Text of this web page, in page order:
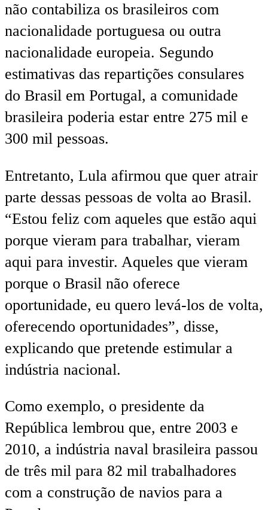
não contabiliza os brasileiros com
nacionalidade portuguesa ou outra
nacionalidade europeia. Segundo
estimativas das repartições consulares
do Brasil em Portugal, a comunidade
brasileira poderia estar entre 275 mil e
300 mil pessoas.
Entretanto, Lula afirmou que quer atrair
parte dessas pessoas de volta ao Brasil.
“Estou feliz com aqueles que estão aqui
porque vieram para trabalhar, vieram
aqui para investir. Aqueles que vieram
porque o Brasil não oferece
oportunidade, eu quero levá-los de volta,
oferecendo oportunidades”, disse,
explicando que pretende estimular a
indústria nacional.
Como exemplo, o presidente da
República lembrou que, entre 2003 e
2010, a indústria naval brasileira passou
de três mil para 82 mil trabalhadores
com a construção de navios para a